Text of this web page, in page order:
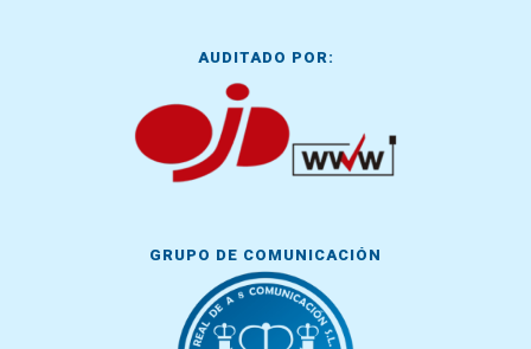
AUDITADO POR:
GRUPO DE COMUNICACIÓN